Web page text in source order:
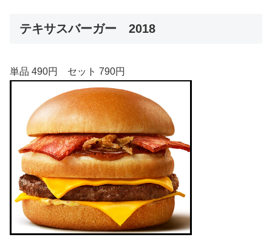
テキサスバーガー 2018
単品 490円 セット 790円